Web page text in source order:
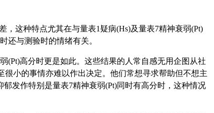
这种特点尤其在与量表1疑病(Hs)及量表7精神衰弱(Pt)
还与测验时的情绪有关。
(Pt)高分时更是如此。这些结果的人常自感无用企图从社
小的事情亦难以作出决定。他们常想寻求帮助但不想主
发作特别是量表7精神衰弱(Pt)同时有高分时，这种情况